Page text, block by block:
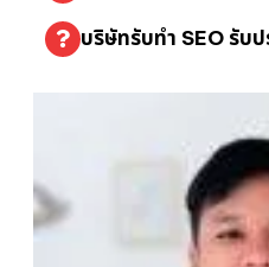
บริษัทรับทำ SEO รับ